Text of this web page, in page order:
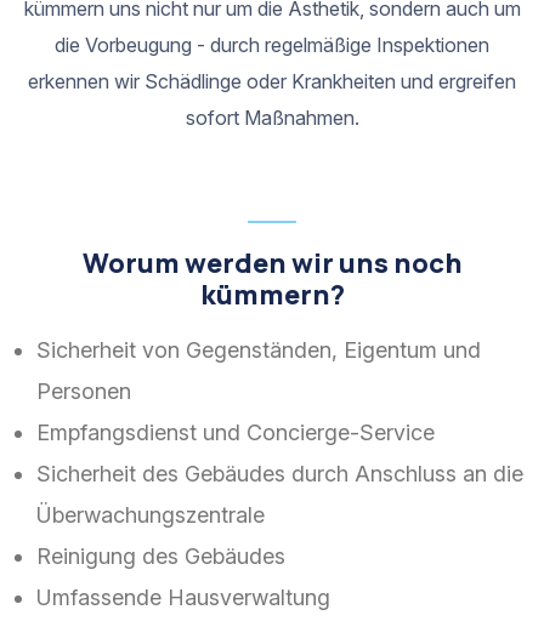
kümmern uns nicht nur um die Ästhetik, sondern auch um
die Vorbeugung - durch regelmäßige Inspektionen
erkennen wir Schädlinge oder Krankheiten und ergreifen
sofort Maßnahmen.
Worum werden wir uns noch
kümmern?
Sicherheit von Gegenständen, Eigentum und
Personen
Empfangsdienst und Concierge-Service
Sicherheit des Gebäudes durch Anschluss an die
Überwachungszentrale
Reinigung des Gebäudes
Umfassende Hausverwaltung